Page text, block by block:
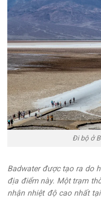
Đi bộ ở
Badwater được tạo ra do
địa điểm này. Một trạm
nhận nhiệt độ cao nhất